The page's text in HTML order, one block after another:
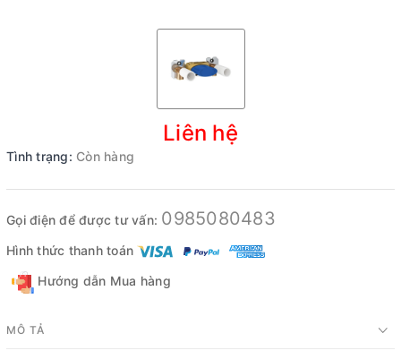
Liên hệ
Tình trạng: Còn hàng
Gọi điện để được tư vấn: 0985080483
Hình thức thanh toán
Hướng dẫn Mua hàng
MÔ TẢ